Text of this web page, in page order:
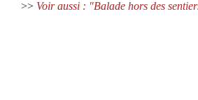
>> Voir aussi : "Balade hors des